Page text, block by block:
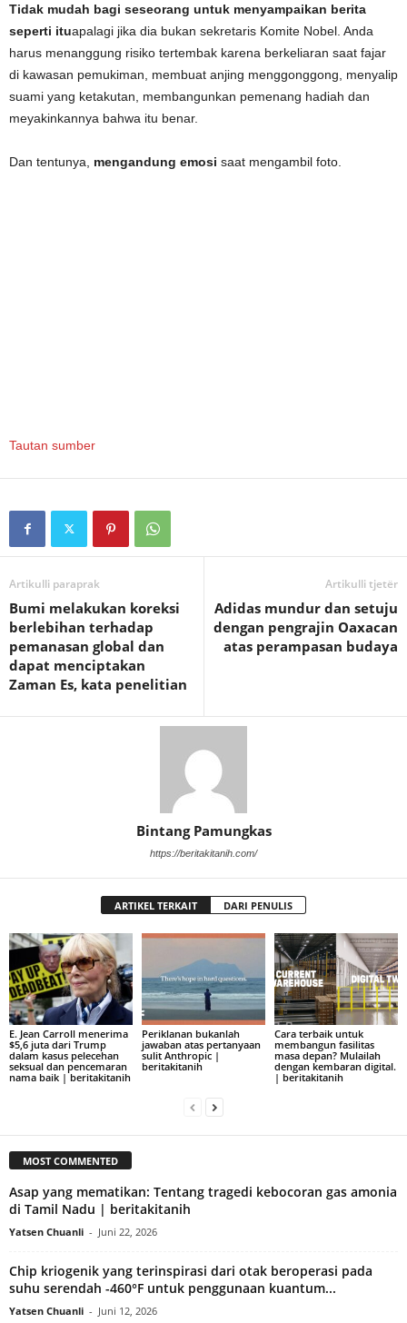
Tidak mudah bagi seseorang untuk menyampaikan berita
seperti ituapalagi jika dia bukan sekretaris Komite Nobel. Anda
harus menanggung risiko tertembak karena berkeliaran saat fajar
di kawasan pemukiman, membuat anjing menggonggong, menyalip
suami yang ketakutan, membangunkan pemenang hadiah dan
meyakinkannya bahwa itu benar.
Dan tentunya, mengandung emosi saat mengambil foto.
Tautan sumber
Artikulli paraprak
Bumi melakukan koreksi
berlebihan terhadap
pemanasan global dan
dapat menciptakan
Zaman Es, kata penelitian
Artikulli tjetër
Adidas mundur dan setuju
dengan pengrajin Oaxacan
atas perampasan budaya
Bintang Pamungkas
https://beritakitanih.com/
ARTIKEL TERKAIT DARI PENULIS
E. Jean Carroll menerima
$5,6 juta dari Trump
dalam kasus pelecehan
seksual dan pencemaran
nama baik | beritakitanih
Periklanan bukanlah
jawaban atas pertanyaan
sulit Anthropic |
beritakitanih
Cara terbaik untuk
membangun fasilitas
masa depan? Mulailah
dengan kembaran digital.
| beritakitanih
MOST COMMENTED
​Asap yang mematikan: Tentang tragedi kebocoran gas amonia
di Tamil Nadu | beritakitanih
Yatsen Chuanli - Juni 22, 2026
Chip kriogenik yang terinspirasi dari otak beroperasi pada
suhu serendah -460°F untuk penggunaan kuantum...
Yatsen Chuanli - Juni 12, 2026